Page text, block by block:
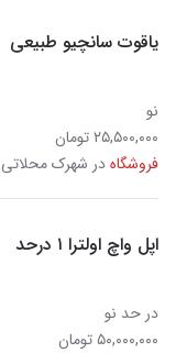
یاقوت سانچیو طبیعی
نو
۲۵,۵۰۰,۰۰۰ تومان
فروشگاهدر شهرک محلاتی
اپل واچ اولترا ۱ درحد
در حد نو
۵۰,۰۰۰,۰۰۰ تومان